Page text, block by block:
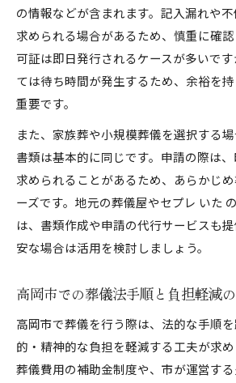
の情報などが含まれます。記入漏れや
求められる場合があるため、慎重に確
可証は即日発行されるケースが多いで
ては待ち時間が発生するため、余裕を
重要です。
また、家族葬や小規模葬儀を選択する
書類は基本的に同じです。申請の際は
求められることがあるため、あらかじ
ーズです。地元の葬儀屋やセプレ いた
は、書類作成や申請の代行サービスも
安な場合は活用を検討しましょう。
高岡市での葬儀法手順と負担軽減
高岡市で葬儀を行う際は、法的な手順
的・精神的な負担を軽減する工夫が求め
葬儀費用の補助金制度や、市が運営す